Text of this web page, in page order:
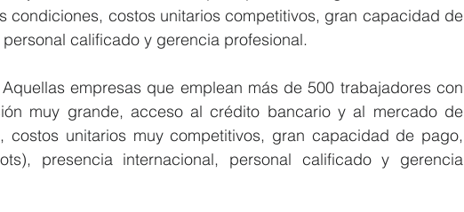
condiciones, costos unitarios competitivos, gran capacidad de
calificado y gerencia profesional.
muy grande, acceso al crédito bancario y al mercado de
costos unitarios muy competitivos, gran capacidad de pago,
presencia internacional, personal calificado y gerencia